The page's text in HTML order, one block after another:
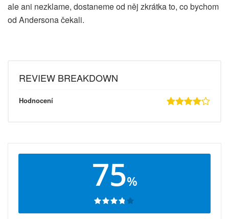
ale ani nezklame, dostaneme od něj zkrátka to, co bychom
od Andersona čekali.
REVIEW BREAKDOWN
Hodnocení
75%